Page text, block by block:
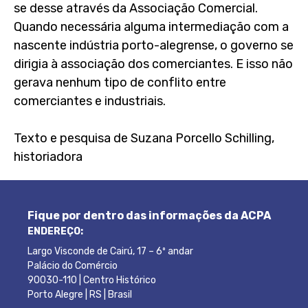
se desse através da Associação Comercial.
Quando necessária alguma intermediação com a
nascente indústria porto-alegrense, o governo se
dirigia à associação dos comerciantes. E isso não
gerava nenhum tipo de conflito entre
comerciantes e industriais.
Texto e pesquisa de Suzana Porcello Schilling,
historiadora
Fique por dentro das informações da ACPA
ENDEREÇO:
Largo Visconde de Cairú, 17 – 6º andar
Palácio do Comércio
90030-110 | Centro Histórico
Porto Alegre | RS | Brasil